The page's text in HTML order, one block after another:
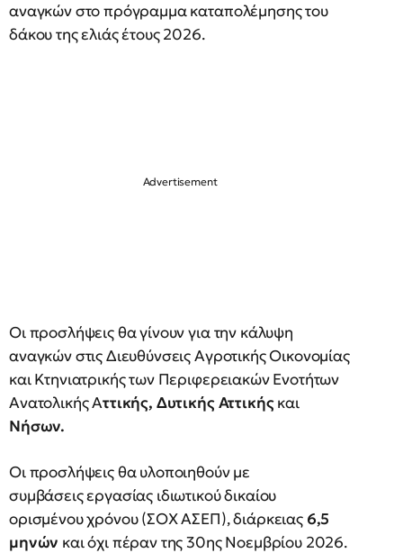
αναγκών στο πρόγραμμα καταπολέμησης του
δάκου της ελιάς έτους 2026.
Οι προσλήψεις θα γίνουν για την κάλυψη
αναγκών στις Διευθύνσεις Αγροτικής Οικονομίας
και Κτηνιατρικής των Περιφερειακών Ενοτήτων
Ανατολικής Αττικής, Δυτικής Αττικήςκαι
Νήσων.
Οι προσλήψεις θα υλοποιηθούν με
συμβάσεις εργασίας ιδιωτικού δικαίου
ορισμένου χρόνου (ΣΟΧ ΑΣΕΠ), διάρκειας 6,5
μηνών και όχι πέραν της 30ης Νοεμβρίου 2026.